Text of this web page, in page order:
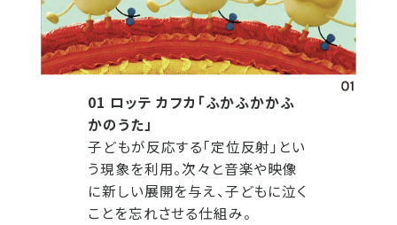
01 ロッテ カフカ「ふかふかかふ
かのうた」
子どもが反応する「定位反射」とい
う現象を利用。次々と音楽や映像
に新しい展開を与え、子どもに泣く
ことを忘れさせる仕組み。